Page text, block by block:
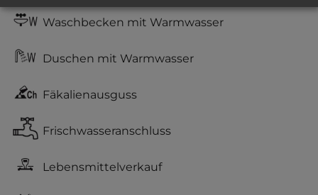
Waschbecken mit Warmwasser
Duschen mit Warmwasser
Fäkalienausguss
Frischwasseranschluss
Lebensmittelverkauf